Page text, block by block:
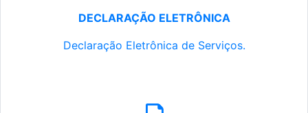
DECLARAÇÃO ELETRÔNICA
Declaração Eletrônica de Serviços.